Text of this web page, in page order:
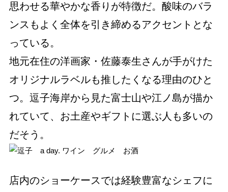
思わせる華やかな香りが特徴だ。酸味のバラ
ンスもよく全体を引き締めるアクセントとな
っている。
地元在住の洋画家・佐藤泰生さんが手がけた
オリジナルラベルも推したくなる理由のひと
つ。逗子海岸から見た富士山や江ノ島が描か
れていて、お土産やギフトに選ぶ人も多いの
だそう。
店内のショーケースでは経験豊富なシェフに